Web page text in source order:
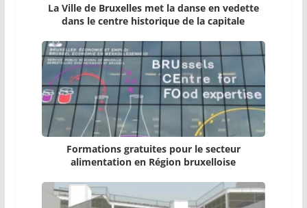
La Ville de Bruxelles met la danse en vedette
dans le centre historique de la capitale
Formations gratuites pour le secteur
alimentation en Région bruxelloise